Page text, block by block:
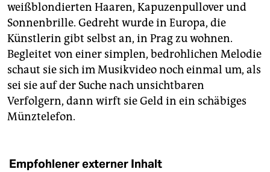
weißblondierten Haaren, Kapuzenpullover und
Sonnenbrille. Gedreht wurde in Europa, die
Künstlerin gibt selbst an, in Prag zu wohnen.
Begleitet von einer simplen, bedrohlichen Melodie
schaut sie sich im Musikvideo noch einmal um, als
sei sie auf der Suche nach unsichtbaren
Verfolgern, dann wirft sie Geld in ein schäbiges
Münztelefon.
Empfohlener externer Inhalt